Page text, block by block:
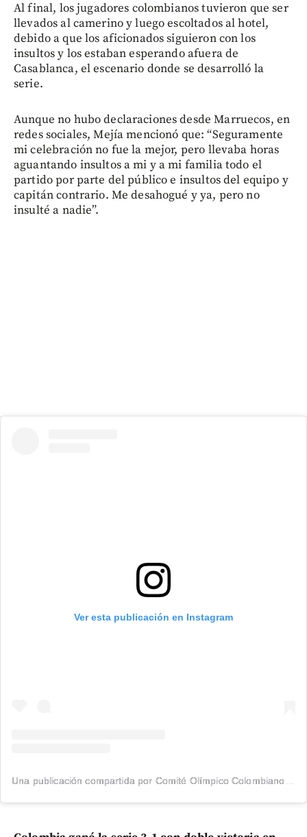
Al final, los jugadores colombianos tuvieron que ser
llevados al camerino y luego escoltados al hotel,
debido a que los aficionados siguieron con los
insultos y los estaban esperando afuera de
Casablanca, el escenario donde se desarrolló la
serie.
Aunque no hubo declaraciones desde Marruecos, en
redes sociales, Mejía mencionó que: “Seguramente
mi celebración no fue la mejor, pero llevaba horas
aguantando insultos a mi y a mi familia todo el
partido por parte del público e insultos del equipo y
capitán contrario. Me desahogué y ya, pero no
insulté a nadie”.
Ver esta publicación en Instagram
Una publicación compartida por Comité Olímpico Colombiano (@olimpicocol)